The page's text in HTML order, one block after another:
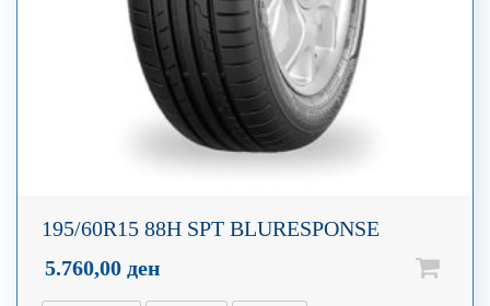
195/60R15 88H SPT BLURESPONSE
5.760,00 ден